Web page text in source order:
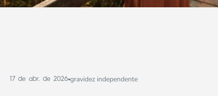
17 de abr. de 2026 gravidez independente